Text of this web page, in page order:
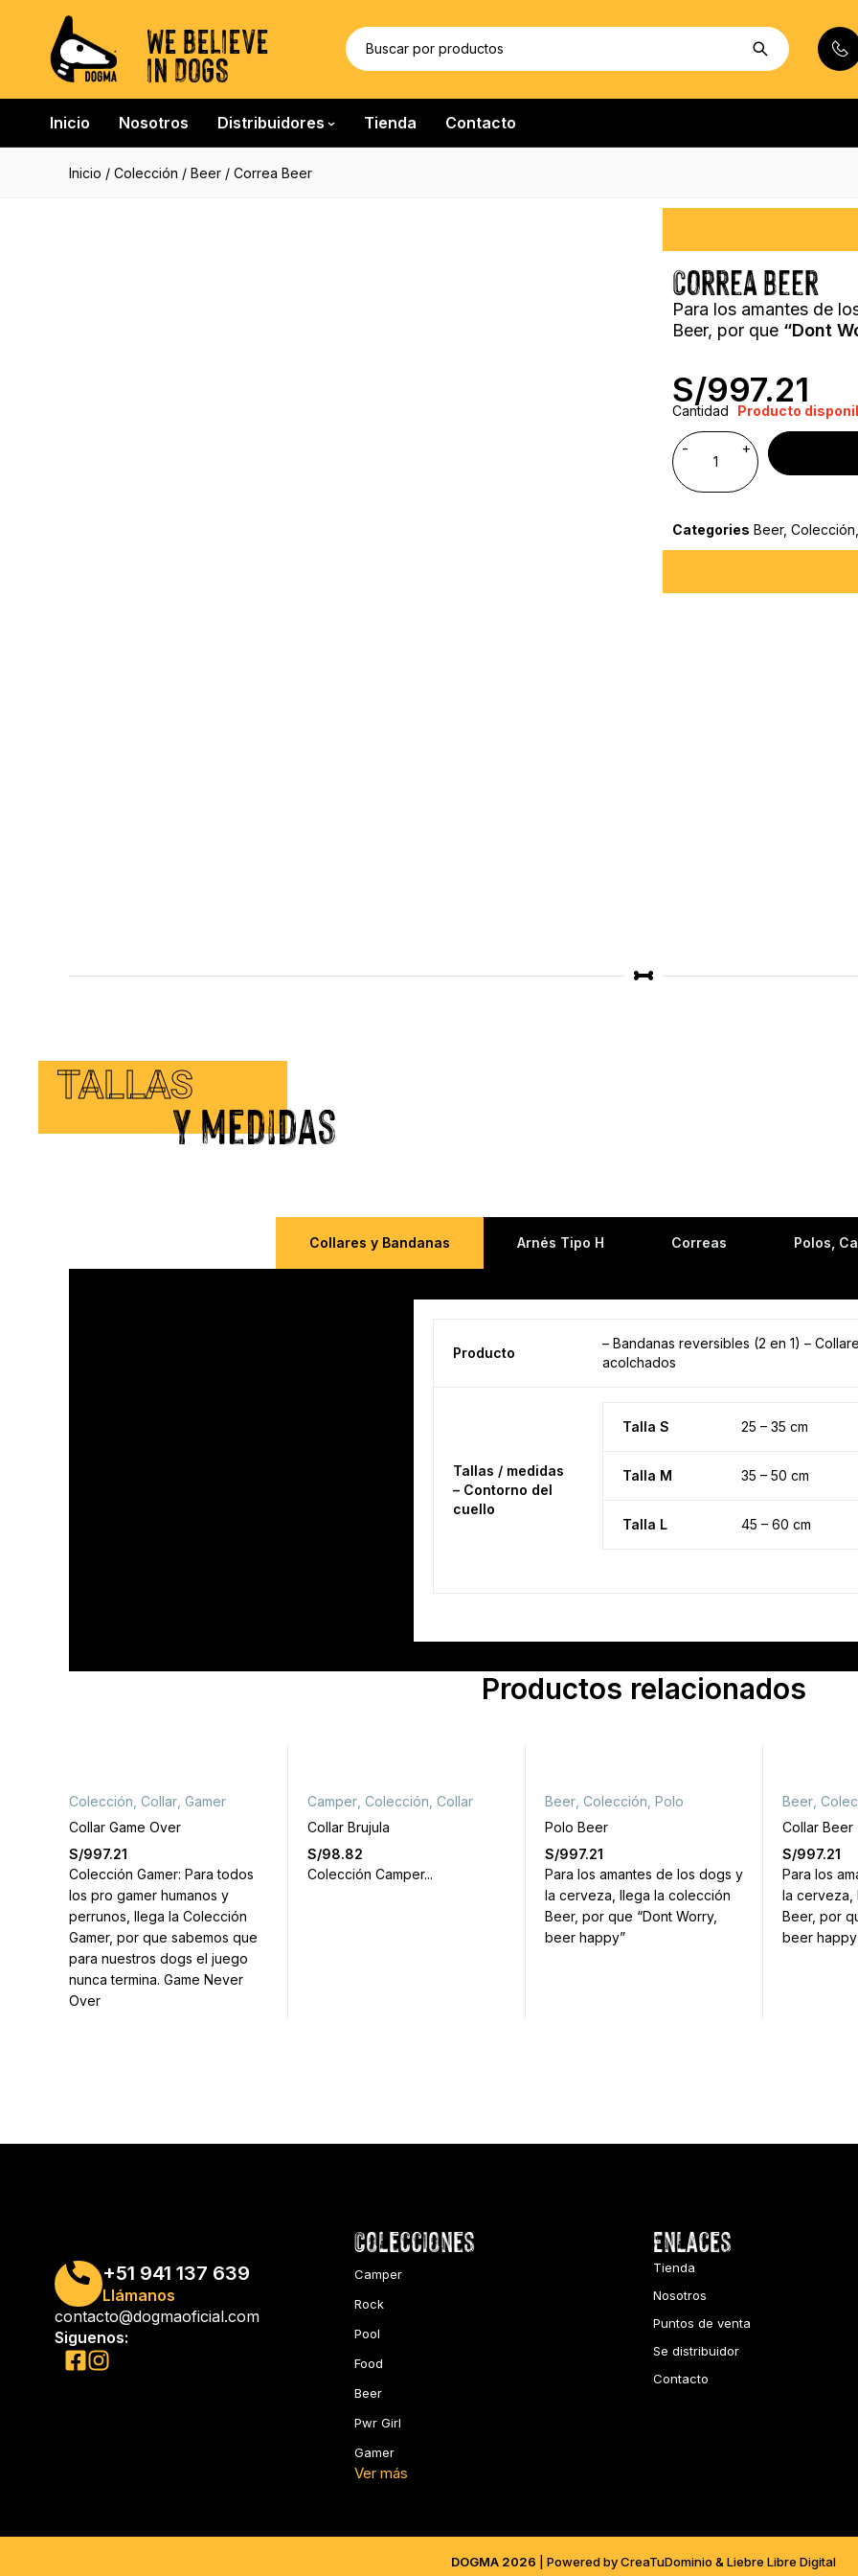
WE BELIEVE
IN DOGS
Inicio Nosotros Distribuidores Tienda Contacto
Inicio / Colección / Beer / Correa Beer
Correa Beer
Para los amantes de
Beer, por que “Dont
S/997.21
Cantidad Producto
Categories Beer, Colección
TALLAS
Y medidas
Collares y Bandanas Arnés Tipo H Correas Polos,
TALLASCollares y bandanas
Producto
– Bandanas reversibles (2 en 1) –
acolchados
Tallas / medidas
– Contorno del
cuello
Talla S 25 – 35 cm
Talla M 35 – 50 cm
Talla L 45 – 60 cm
Productos relacionados
Colección Collar Gamer
Collar Game Over
S/997.21
Colección Gamer: Para todos
los pro gamer humanos y
perrunos, llega la Colección
Gamer, por que sabemos que
para nuestros dogs el juego
nunca termina. Game Never
Over
Camper Colección Collar
Collar Brujula
S/98.82
Colección Camper...
Beer Colección Polo
Polo Beer
S/997.21
Para los amantes de los dogs y
la cerveza, llega la colección
Beer, por que “Dont Worry,
beer happy”
Beer
Collar Beer
S/997.21
Para los
la cerveza,
Beer, por
beer
+51 941 137 639
Llámanos
contacto@dogmaoficial.com
Siguenos:
Colecciones
Camper
Rock
Pool
Food
Beer
Pwr Girl
Gamer
Ver más
Enlaces
Tienda
Nosotros
Puntos de venta
Se distribuidor
Contacto
DOGMA 2026 | Powered by CreaTuDominio & Liebre Libre Digital